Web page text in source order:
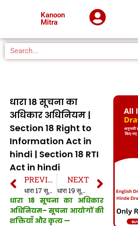
Kanoon
Mitra
धारा 18 सूचना का
अधिकार अधिनियम |
Section 18 Right to
Information Act in
hindi | Section 18 RTI
Act in hindi
PREVIOUS
धारा 17 सूचना का अधिकार अधिनियम | Section 17 Right to Information Act in hindi | Section 17 RTI Act in hindi
NEXT
धारा 19 सूचना का अधिकार अधिनियम | Section 19 Right to Information Act in hindi | Section 19 RTI Act in hindi
धारा 18 सूचना का अधिकार
अधिनियम– सूचना आयोगों की
शक्तियाँ और कृत्य —